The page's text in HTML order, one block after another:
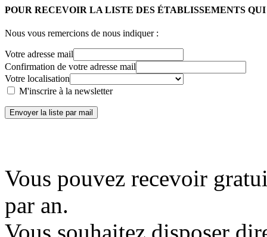
POUR RECEVOIR LA LISTE DES ÉTABLISSEMENTS
Nous vous remercions de nous indiquer :
Votre adresse mail
Confirmation de votre adresse mail
Votre localisation
M'inscrire à la newsletter
Envoyer la liste par mail
Vous pouvez recevoir
par an.